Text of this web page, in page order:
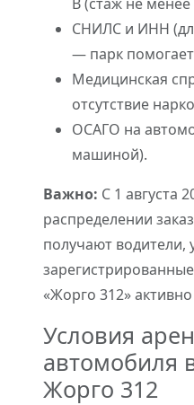
СНИЛС и ИНН
— парк
Медицинская
отсутствие
ОСАГО на
машиной).
Важно: С 1 августа
распределении
получают водители,
«Жорго 312»
Условия
автомобиля
Жорго 312